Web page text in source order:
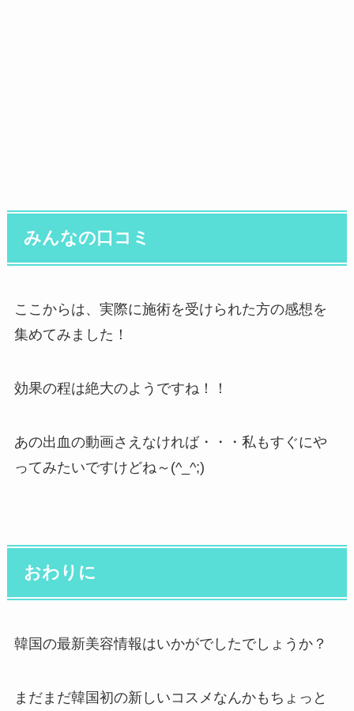
みんなの口コミ
ここからは、実際に施術を受けられた方の感想を
集めてみました！
効果の程は絶大のようですね！！
あの出血の動画さえなければ・・・私もすぐにや
ってみたいですけどね～(^_^;)
おわりに
韓国の最新美容情報はいかがでしたでしょうか？
まだまだ韓国初の新しいコスメなんかもちょっと